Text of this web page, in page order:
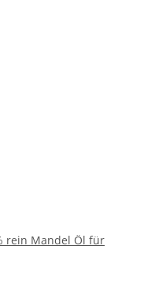
rein Mandel Öl für